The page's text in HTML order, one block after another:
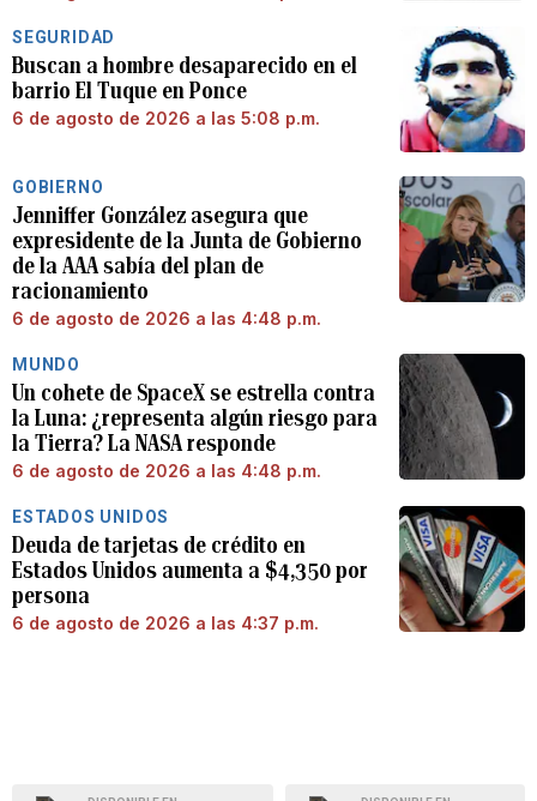
SEGURIDAD
Buscan a hombre desaparecido en el
barrio El Tuque en Ponce
6 de agosto de 2026 a las 5:08 p.m.
GOBIERNO
Jenniffer González asegura que
expresidente de la Junta de Gobierno
de la AAA sabía del plan de
racionamiento
6 de agosto de 2026 a las 4:48 p.m.
MUNDO
Un cohete de SpaceX se estrella contra
la Luna: ¿representa algún riesgo para
la Tierra? La NASA responde
6 de agosto de 2026 a las 4:48 p.m.
ESTADOS UNIDOS
Deuda de tarjetas de crédito en
Estados Unidos aumenta a $4,350 por
persona
6 de agosto de 2026 a las 4:37 p.m.